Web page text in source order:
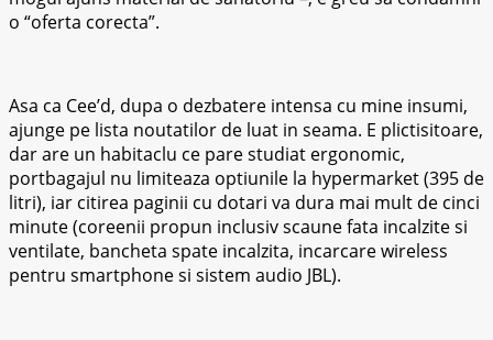
o “oferta corecta”.
Asa ca Cee’d, dupa o dezbatere intensa cu mine insumi,
ajunge pe lista noutatilor de luat in seama. E plictisitoare,
dar are un habitaclu ce pare studiat ergonomic,
portbagajul nu limiteaza optiunile la hypermarket (395 de
litri), iar citirea paginii cu dotari va dura mai mult de cinci
minute (coreenii propun inclusiv scaune fata incalzite si
ventilate, bancheta spate incalzita, incarcare wireless
pentru smartphone si sistem audio JBL).